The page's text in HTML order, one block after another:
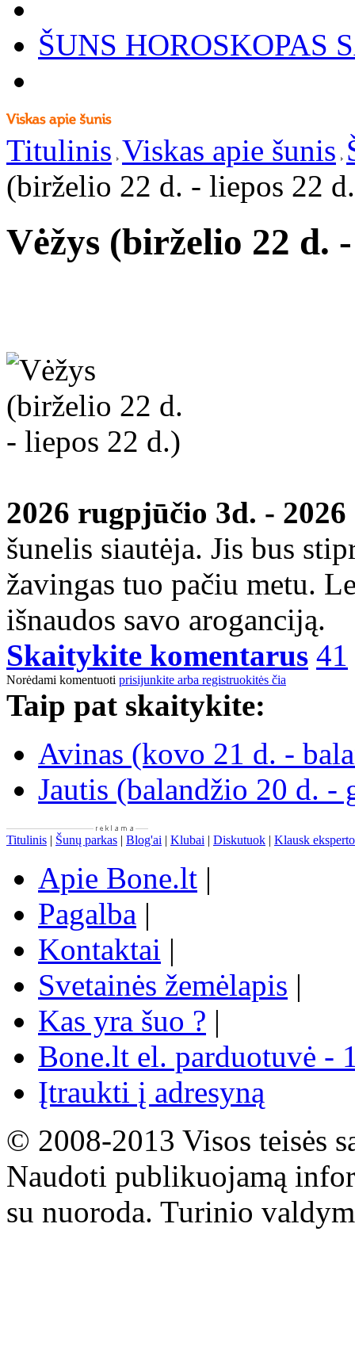
ŠUNS HOROSKOPAS
Titulinis Viskas apie šunis
(birželio 22 d. - liepos 22
Vėžys (birželio 22 d.
2026 rugpjūčio 3d. -
šunelis siautėja. Jis bus
žavingas tuo pačiu metu.
išnaudos savo aroganciją.
Skaitykite komentarus 41
Norėdami komentuoti prisijunkite arba registruokitės čia
Taip pat skaitykite:
Avinas (kovo 21 d. -
Jautis (balandžio 20 d. -
Titulinis | Šunų parkas | Blog'ai | Klubai | Diskutuok | Klausk eksperto
Apie Bone.lt |
Pagalba |
Kontaktai |
Svetainės žemėlapis |
Kas yra šuo ? |
Bone.lt el. parduotuvė -
Įtraukti į adresyną
© 2008-2013 Visos teisės
Naudoti publikuojamą
su nuoroda. Turinio